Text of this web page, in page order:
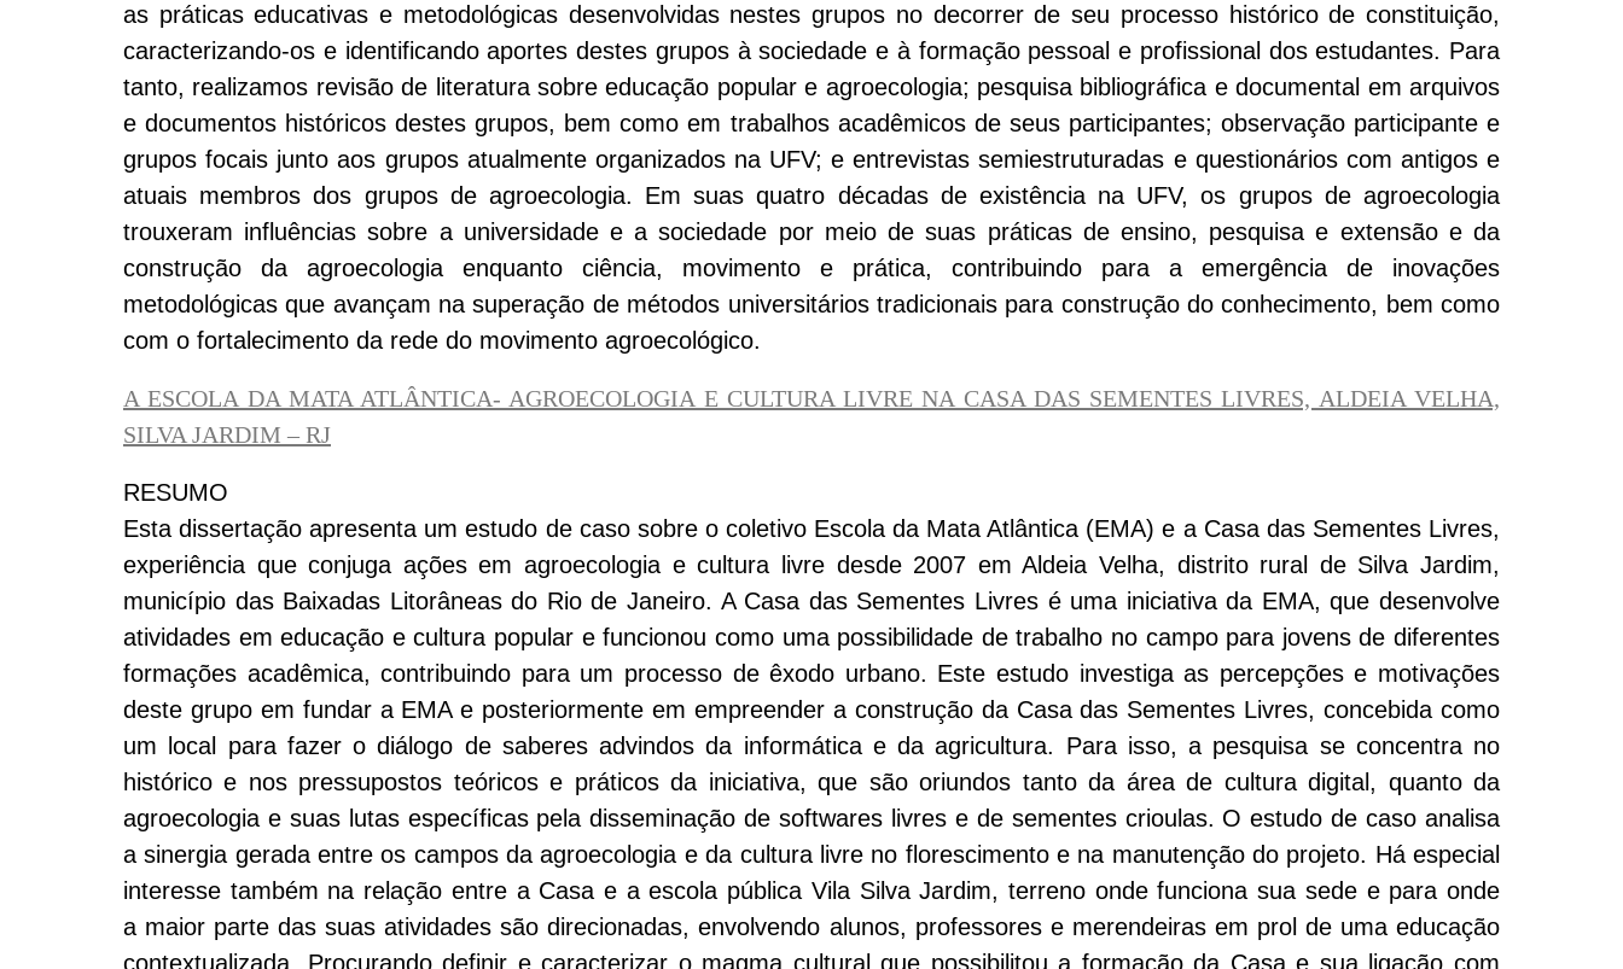
as práticas educativas e metodológicas desenvolvidas nestes grupos no decorrer de seu processo histórico de constituição,
caracterizando-os e identificando aportes destes grupos à sociedade e à formação pessoal e profissional dos estudantes. Para
tanto, realizamos revisão de literatura sobre educação popular e agroecologia; pesquisa bibliográfica e documental em arquivos
e documentos históricos destes grupos, bem como em trabalhos acadêmicos de seus participantes; observação participante e
grupos focais junto aos grupos atualmente organizados na UFV; e entrevistas semiestruturadas e questionários com antigos e
atuais membros dos grupos de agroecologia. Em suas quatro décadas de existência na UFV, os grupos de agroecologia
trouxeram influências sobre a universidade e a sociedade por meio de suas práticas de ensino, pesquisa e extensão e da
construção da agroecologia enquanto ciência, movimento e prática, contribuindo para a emergência de inovações
metodológicas que avançam na superação de métodos universitários tradicionais para construção do conhecimento, bem como
com o fortalecimento da rede do movimento agroecológico.
A ESCOLA DA MATA ATLÂNTICA- AGROECOLOGIA E CULTURA LIVRE NA CASA DAS SEMENTES LIVRES, ALDEIA VELHA,
SILVA JARDIM – RJ
RESUMO
Esta dissertação apresenta um estudo de caso sobre o coletivo Escola da Mata Atlântica (EMA) e a Casa das Sementes Livres,
experiência que conjuga ações em agroecologia e cultura livre desde 2007 em Aldeia Velha, distrito rural de Silva Jardim,
município das Baixadas Litorâneas do Rio de Janeiro. A Casa das Sementes Livres é uma iniciativa da EMA, que desenvolve
atividades em educação e cultura popular e funcionou como uma possibilidade de trabalho no campo para jovens de diferentes
formações acadêmica, contribuindo para um processo de êxodo urbano. Este estudo investiga as percepções e motivações
deste grupo em fundar a EMA e posteriormente em empreender a construção da Casa das Sementes Livres, concebida como
um local para fazer o diálogo de saberes advindos da informática e da agricultura. Para isso, a pesquisa se concentra no
histórico e nos pressupostos teóricos e práticos da iniciativa, que são oriundos tanto da área de cultura digital, quanto da
agroecologia e suas lutas específicas pela disseminação de softwares livres e de sementes crioulas. O estudo de caso analisa
a sinergia gerada entre os campos da agroecologia e da cultura livre no florescimento e na manutenção do projeto. Há especial
interesse também na relação entre a Casa e a escola pública Vila Silva Jardim, terreno onde funciona sua sede e para onde
a maior parte das suas atividades são direcionadas, envolvendo alunos, professores e merendeiras em prol de uma educação
contextualizada. Procurando definir e caracterizar o magma cultural que possibilitou a formação da Casa e sua ligação com